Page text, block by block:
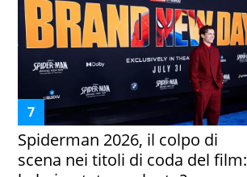
Spiderman 2026, il colpo di
scena nei titoli di coda del film: